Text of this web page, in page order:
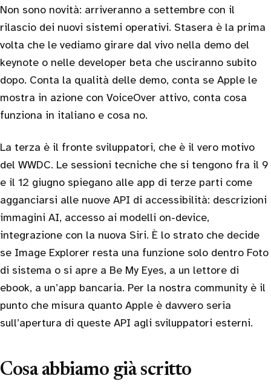
Non sono novità: arriveranno a settembre con il
rilascio dei nuovi sistemi operativi. Stasera è la prima
volta che le vediamo girare dal vivo nella demo del
keynote o nelle developer beta che usciranno subito
dopo. Conta la qualità delle demo, conta se Apple le
mostra in azione con VoiceOver attivo, conta cosa
funziona in italiano e cosa no.
La terza è il fronte sviluppatori, che è il vero motivo
del WWDC. Le sessioni tecniche che si tengono fra il 9
e il 12 giugno spiegano alle app di terze parti come
agganciarsi alle nuove API di accessibilità: descrizioni
immagini AI, accesso ai modelli on-device,
integrazione con la nuova Siri. È lo strato che decide
se Image Explorer resta una funzione solo dentro Foto
di sistema o si apre a Be My Eyes, a un lettore di
ebook, a un’app bancaria. Per la nostra community è il
punto che misura quanto Apple è davvero seria
sull’apertura di queste API agli sviluppatori esterni.
Cosa abbiamo già scritto